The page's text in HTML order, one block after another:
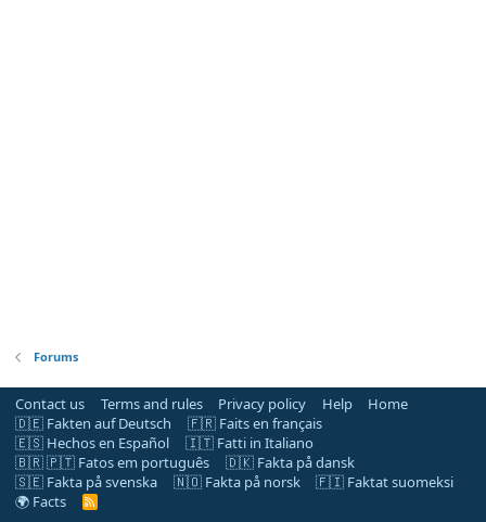
Forums
Contact us Terms and rules Privacy policy Help
Home
🇩🇪 Fakten auf Deutsch
🇫🇷 Faits en français
🇪🇸 Hechos en Español
🇮🇹 Fatti in Italiano
🇧🇷 🇵🇹 Fatos em português
🇩🇰 Fakta på dansk
🇸🇪 Fakta på svenska
🇳🇴 Fakta på norsk
🇫🇮 Faktat suomeksi
🌍 Facts
R